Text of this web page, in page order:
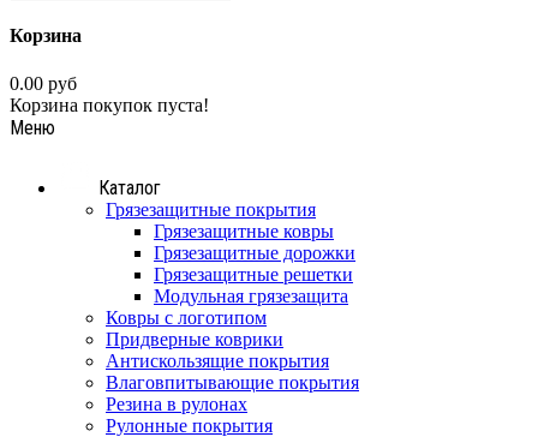
Корзина
0.00 руб
Корзина покупок пуста!
Меню
Каталог
Грязезащитные покрытия
Грязезащитные ковры
Грязезащитные дорожки
Грязезащитные решетки
Модульная грязезащита
Ковры с логотипом
Придверные коврики
Антискользящие покрытия
Влаговпитывающие покрытия
Резина в рулонах
Рулонные покрытия